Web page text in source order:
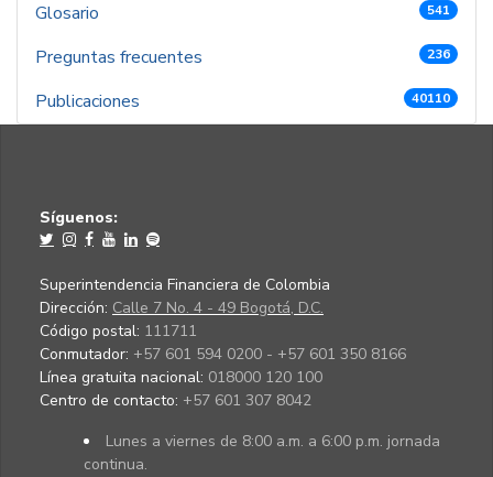
Glosario 541
Preguntas frecuentes 236
Publicaciones 40110
Síguenos:
Superintendencia Financiera de Colombia
Dirección: Calle 7 No. 4 - 49 Bogotá, D.C.
Código postal: 111711
Conmutador: +57 601 594 0200 - +57 601 350 8166
Línea gratuita nacional: 018000 120 100
Centro de contacto: +57 601 307 8042
Lunes a viernes de 8:00 a.m. a 6:00 p.m. jornada
continua.